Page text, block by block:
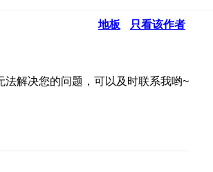
地板 只看该作者
解决您的问题，可以及时联系我哟~